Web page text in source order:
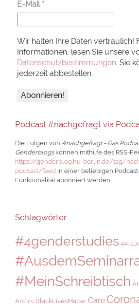
E-Mail *
Wir halten Ihre Daten vertraulich!
Informationen, lesen Sie unsere
Datenschutzbestimmungen. Sie
jederzeit abbestellen.
Podcast #nachgefragt via
Die Folgen von #nachgefragt - Das
Genderblogskönnen mithilfe des RSS-
https://genderblog.hu-berlin.de/tag/
podcast/feed in einer beliebigen
Funktionalität abonniert werden.
Schlagwörter
#4genderstudies
#MeinSchreibtisch
Archiv BlackLivesMatter Care